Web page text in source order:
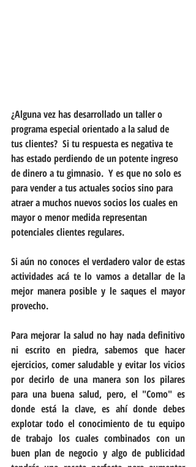
¿Alguna vez has desarrollado un taller o
programa especial orientado a la salud de
tus clientes?  Si tu respuesta es negativa te
has estado perdiendo de un potente ingreso
de dinero a tu gimnasio.  Y es que no solo es
para vender a tus actuales socios sino para
atraer a muchos nuevos socios los cuales en
mayor o menor medida representan
potenciales clientes regulares.
Si aún no conoces el verdadero valor de estas
actividades acá te lo vamos a detallar de la
mejor manera posible y le saques el mayor
provecho.
Para mejorar la salud no hay nada definitivo
ni escrito en piedra, sabemos que hacer
ejercicios, comer saludable y evitar los vicios
por decirlo de una manera son los pilares
para una buena salud, pero, el "Como" es
donde está la clave, es ahí donde debes
explotar todo el conocimiento de tu equipo
de trabajo los cuales combinados con un
buen plan de negocio y algo de publicidad